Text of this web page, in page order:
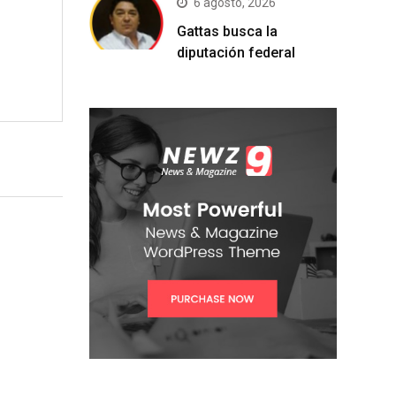
Gattas busca la
diputación federal